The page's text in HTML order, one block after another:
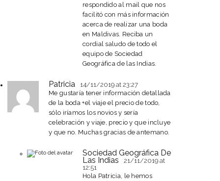
respondido al mail que nos
facilitó con más información
acerca de realizar una boda
en Maldivas. Reciba un
cordial saludo de todo el
equipo de Sociedad
Geográfica de las Indias.
Patricia 14/11/2019 at 23:27
Me gustaría tener información detallada
de la boda +el viaje el precio de todo,
sólo iríamos los novios y sería
celebración y viaje, precio y que incluye
y que no. Muchas gracias de antemano.
Sociedad Geográfica De
Las Indias 21/11/2019 at
12:51
Hola Patricia, le hemos